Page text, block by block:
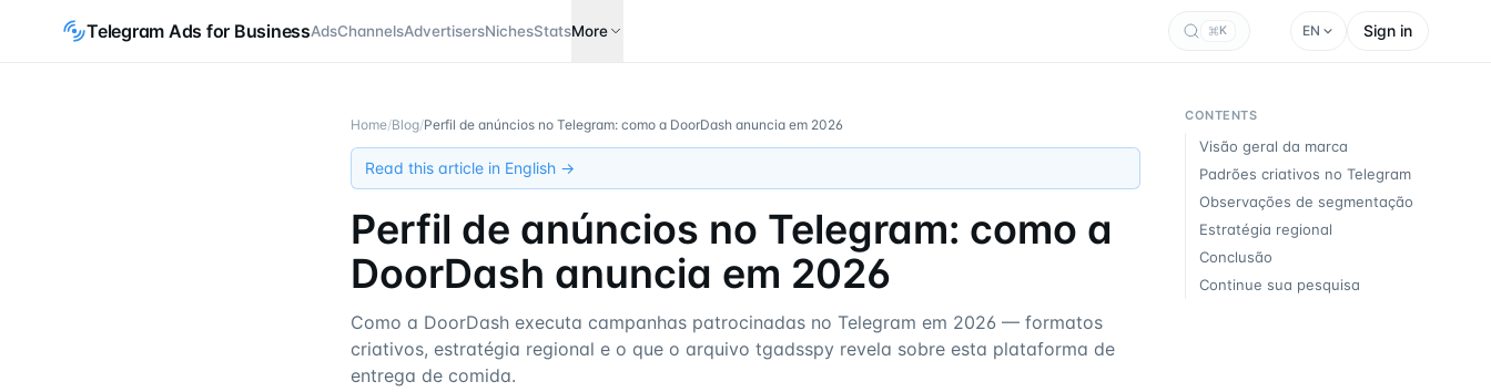
Telegram Ads for BusinessAdsChannelsAdvertisersNichesStatsMore K EN Sign in
Home/Blog/Perfil de anúncios no Telegram: como a DoorDash anuncia em 2026
Read this article in English →
Perfil de anúncios no Telegram: como a
DoorDash anuncia em 2026
Como a DoorDash executa campanhas patrocinadas no Telegram em 2026 — formatos
criativos, estratégia regional e o que o arquivo tgadsspy revela sobre esta plataforma de
entrega de comida.
CONTENTS
Visão geral da marca
Padrões criativos no Telegram
Observações de segmentação
Estratégia regional
Conclusão
Continue sua pesquisa